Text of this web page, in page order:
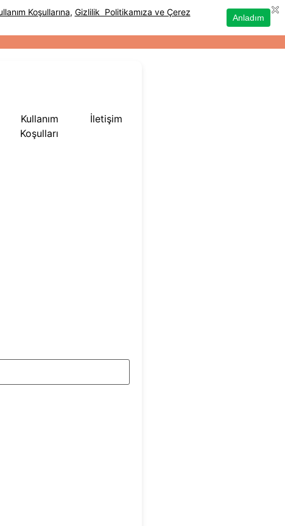
Kullanım
Koşulları
İletişim